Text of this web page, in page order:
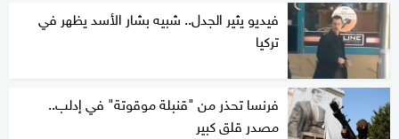
فيديو يثير الجدل.. شبيه بشار الأسد يظهر في
تركيا
فرنسا تحذر من "قنبلة موقوتة" في إدلب..
مصدر قلق كبير